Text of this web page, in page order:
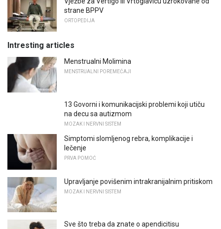
strane BPPV
ORTOPEDIJA
Intresting articles
Menstrualni Molimina
MENSTRUALNI POREMEĆAJI
13 Govorni i komunikacijski problemi koji utiču
na decu sa autizmom
MOZAK I NERVNI SISTEM
Simptomi slomljenog rebra, komplikacije i
lečenje
PRVA POMOĆ
Upravljanje povišenim intrakranijalnim pritiskom
MOZAK I NERVNI SISTEM
Sve što treba da znate o apendicitisu